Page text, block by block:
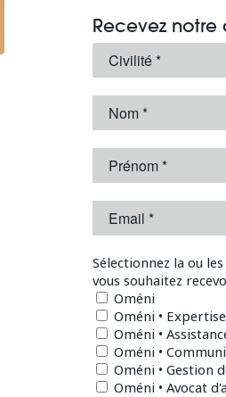
Recevez
Sélectionnez la ou
vous souhaitez
Oméni
Oméni •
Oméni •
Oméni •
Oméni • Gestion
Oméni • Avocat